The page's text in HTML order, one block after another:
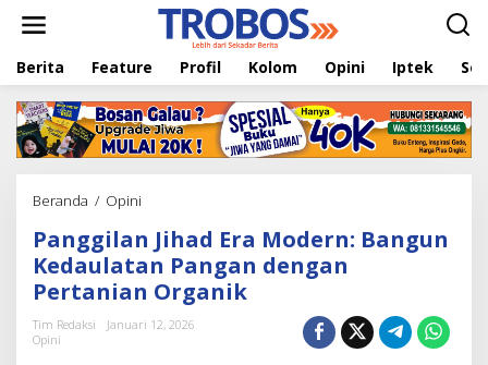
t
Berita Feature Profil Kolom Opini Iptek
Beranda / Opini
n
g
g
i
l
Panggilan Jihad Era Modern: Bangun
Kedaulatan Pangan dengan
Pertanian Organik
Tim Redaksi
Januari 12, 2026
Opini